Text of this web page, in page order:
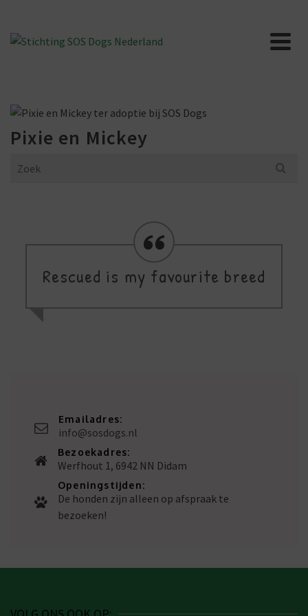
Pixie en Mickey
Search
Rescued is my favourite breed
Emailadres:
info@sosdogs.nl
Bezoekadres:
Werfhout 1, 6942 NN Didam
Openingstijden:
De honden zijn alleen op afspraak te
bezoeken!